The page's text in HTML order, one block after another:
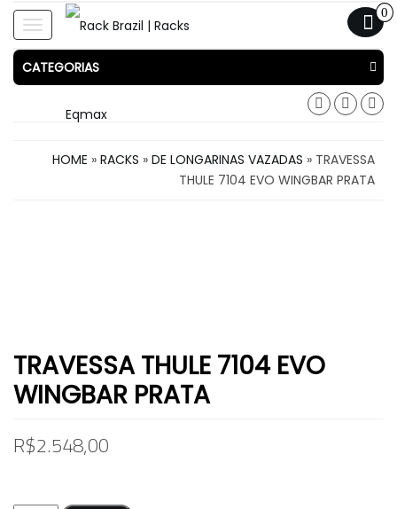
Toggle
navigation
0
CATEGORIAS
HOME » RACKS » DE LONGARINAS VAZADAS » TRAVESSA
THULE 7104 EVO WINGBAR PRATA
TRAVESSA THULE 7104 EVO
WINGBAR PRATA
R$2.548,00